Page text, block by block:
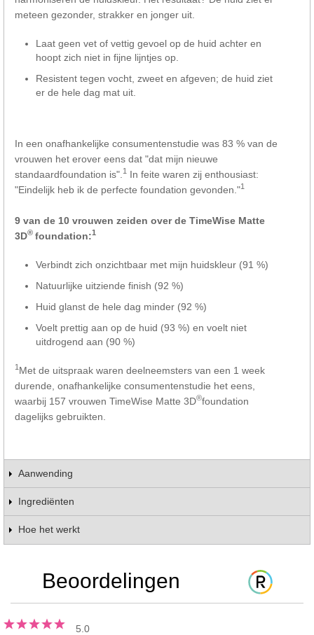
meteen gezonder, strakker en jonger uit.
Laat geen vet of vettig gevoel op de huid achter en
hoopt zich niet in fijne lijntjes op.
Resistent tegen vocht, zweet en afgeven; de huid ziet
er de hele dag mat uit.
In een onafhankelijke consumentenstudie was 83 % van de
vrouwen het erover eens dat "dat mijn nieuwe
standaardfoundation is". 1
In feite waren zij enthousiast:
"Eindelijk heb ik de perfecte foundation gevonden."1
9 van de 10 vrouwen zeiden over de TimeWise Matte
3D® foundation:1
Verbindt zich onzichtbaar met mijn huidskleur (91 %)
Natuurlijke uitziende finish (92 %)
Huid glanst de hele dag minder (92 %)
Voelt prettig aan op de huid (93 %) en voelt niet
uitdrogend aan (90 %)
1 Met de uitspraak waren deelneemsters van een 1 week
durende, onafhankelijke consumentenstudie het eens,
waarbij 157 vrouwen TimeWise Matte 3D®foundation
dagelijks gebruikten.
Aanwending
Ingrediënten
Hoe het werkt
Beoordelingen
5.0